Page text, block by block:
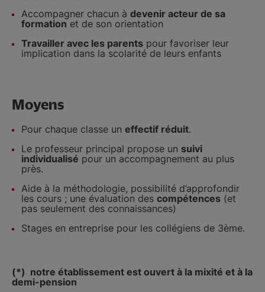
Accompagner chacun à devenir acteur de sa
formationet de son orientation
Travailler avec les parents pour favoriser leur
implication dans la scolarité de leurs enfants
Moyens
Pour chaque classe un effectif réduit.
Le professeur principal propose un suivi
individualisé pour un accompagnement au plus
près.
Aide à la méthodologie, possibilité d’approfondir
les cours ; une évaluation des compétences (et
pas seulement des connaissances)
Stages en entreprise pour les collégiens de 3ème.
(*) notre établissement est ouvert à la mixité et à la
demi-pension